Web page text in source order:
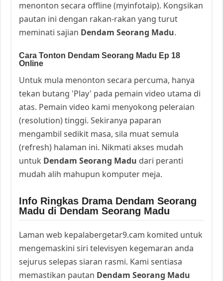
menonton secara offline (myinfotaip). Kongsikan
pautan ini dengan rakan-rakan yang turut
meminati sajian Dendam Seorang Madu.
Cara Tonton Dendam Seorang Madu Ep 18
Online
Untuk mula menonton secara percuma, hanya
tekan butang 'Play' pada pemain video utama di
atas. Pemain video kami menyokong peleraian
(resolution) tinggi. Sekiranya paparan
mengambil sedikit masa, sila muat semula
(refresh) halaman ini. Nikmati akses mudah
untuk Dendam Seorang Madu dari peranti
mudah alih mahupun komputer meja.
Info Ringkas Drama Dendam Seorang
Madu di Dendam Seorang Madu
Laman web kepalabergetar9.cam komited untuk
mengemaskini siri televisyen kegemaran anda
sejurus selepas siaran rasmi. Kami sentiasa
memastikan pautan Dendam Seorang Madu